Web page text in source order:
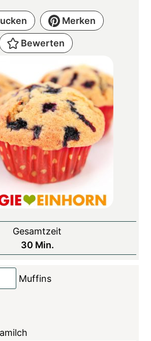
Merken
Bewerten
Gesamtzeit
30M
i
n
Min.
Muffins